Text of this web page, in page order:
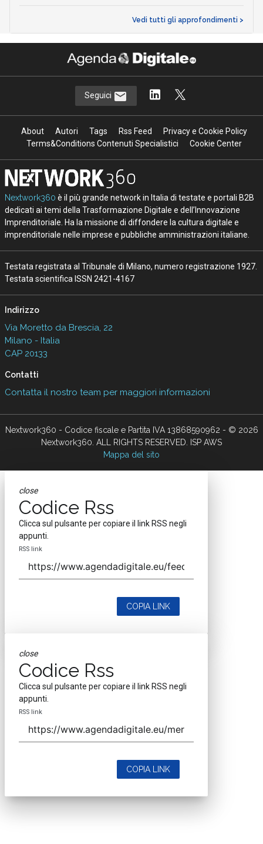
Vedi tutti gli approfondimenti >
Seguici
About Autori Tags Rss Feed
Privacy e Cookie Policy
Terms&Conditions Contenuti Specialistici
Cookie Center
Nextwork360 è il più grande network in Italia di testate e portali B2B
dedicati ai temi della Trasformazione Digitale e dell’Innovazione
Imprenditoriale. Ha la missione di diffondere la cultura digitale e
imprenditoriale nelle imprese e pubbliche amministrazioni italiane.
Testata registrata al Tribunale di Milano, numero registrazione 1927.
Testata scientifica ISSN 2421-4167
Indirizzo
Via Moretto da Brescia, 22
Milano - Italia
CAP 20133
Contatti
Contatta il nostro team per maggiori informazioni
Nextwork360 - Codice fiscale e Partita IVA 13868590962 - © 2026
Nextwork360. ALL RIGHTS RESERVED. ISP AWS
Mappa del sito
close
Codice Rss
Clicca sul pulsante per copiare il link RSS negli
appunti.
RSS link
COPIA LINK
close
Codice Rss
Clicca sul pulsante per copiare il link RSS negli
appunti.
RSS link
COPIA LINK